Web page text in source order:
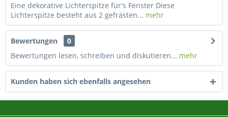
Eine dekorative Lichterspitze für's Fenster Diese
Lichterspitze besteht aus 2 gefrästen... mehr
Bewertungen
0
Bewertungen lesen, schreiben und diskutieren... mehr
Kunden haben sich ebenfalls angesehen